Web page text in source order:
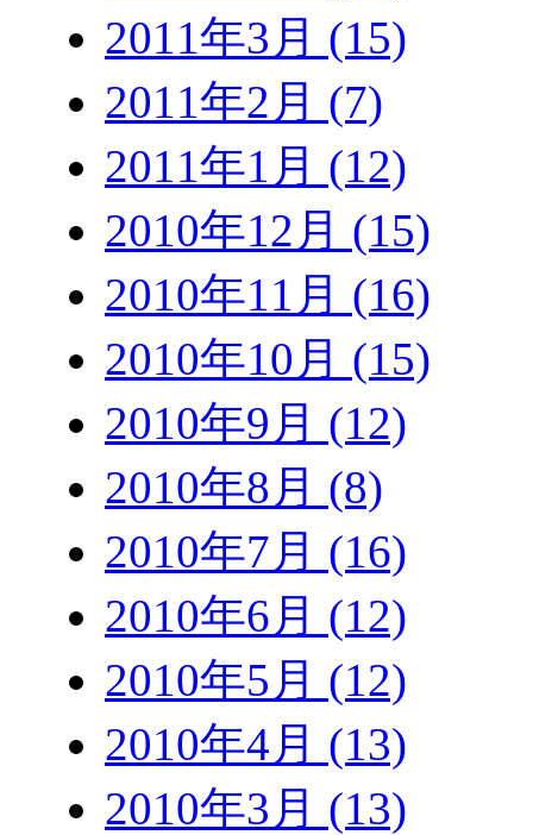
2011年3月 (15)
2011年2月 (7)
2011年1月 (12)
2010年12月 (15)
2010年11月 (16)
2010年10月 (15)
2010年9月 (12)
2010年8月 (8)
2010年7月 (16)
2010年6月 (12)
2010年5月 (12)
2010年4月 (13)
2010年3月 (13)